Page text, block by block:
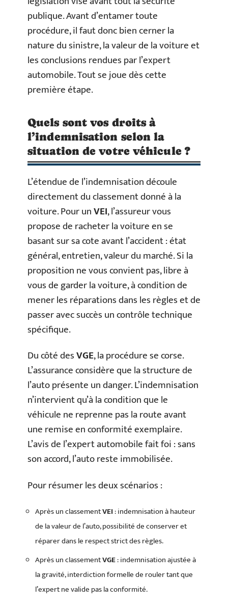
publique. Avant d’entamer toute
procédure, il faut donc bien cerner la
nature du sinistre, la valeur de la voiture et
les conclusions rendues par l’expert
automobile. Tout se joue dès cette
première étape.
Quels sont vos droits à
l’indemnisation selon la
situation de votre véhicule ?
L’étendue de l’indemnisation découle
directement du classement donné à la
voiture. Pour unVEI, l’assureur vous
propose de racheter la voiture en se
basant sur sa cote avant l’accident : état
général, entretien, valeur du marché. Si la
proposition ne vous convient pas, libre à
vous de garder la voiture, à condition de
mener les réparations dans les règles et de
passer avec succès un contrôle technique
spécifique.
Du côté desVGE, la procédure se corse.
L’assurance considère que la structure de
l’auto présente un danger. L’indemnisation
n’intervient qu’à la condition que le
véhicule ne reprenne pas la route avant
une remise en conformité exemplaire.
L’avis de l’expert automobile fait foi : sans
son accord, l’auto reste immobilisée.
Pour résumer les deux scénarios :
Après un classementVEI: indemnisation à hauteur
de la valeur de l’auto, possibilité de conserver et
réparer dans le respect strict des règles.
Après un classementVGE: indemnisation ajustée à
la gravité, interdiction formelle de rouler tant que
l’expert ne valide pas la conformité.